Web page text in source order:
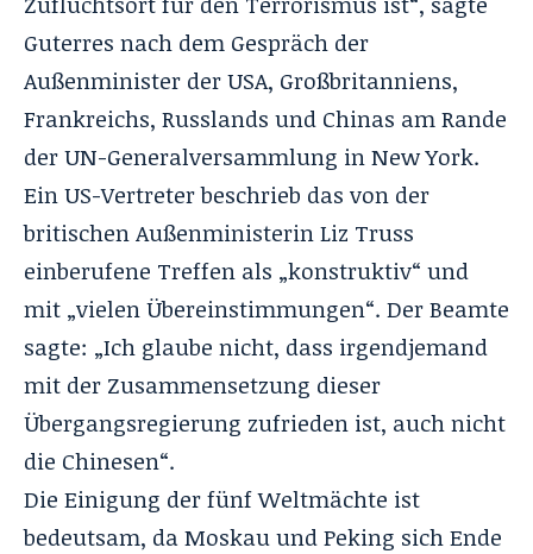
Guterres nach dem Gespräch der
Außenminister der USA, Großbritanniens,
Frankreichs, Russlands und Chinas am Rande
der UN-Generalversammlung in New York.
Ein US-Vertreter beschrieb das von der
britischen Außenministerin Liz Truss
einberufene Treffen als „konstruktiv“ und
mit „vielen Übereinstimmungen“. Der Beamte
sagte: „Ich glaube nicht, dass irgendjemand
mit der Zusammensetzung dieser
Übergangsregierung zufrieden ist, auch nicht
die Chinesen“.
Die Einigung der fünf Weltmächte ist
bedeutsam, da Moskau und Peking sich Ende